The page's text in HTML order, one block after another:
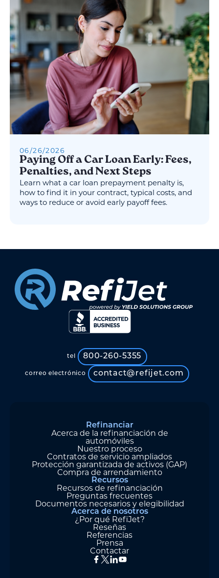
06/26/2026
Paying Off a Car Loan Early: Fees,
Penalties, and Next Steps
Learn what a car loan prepayment penalty is,
how to find it in your contract, typical costs, and
ways to reduce or avoid early payoff fees.
tel 800-260-5355
correo electrónico contact@refijet.com
Refinanciar
Acerca de la refinanciación de
automóviles
Nuestro proceso
Contratos de servicio ampliados
Protección garantizada de activos (GAP)
Compra de arrendamiento
Recursos
Recursos de refinanciación
Preguntas frecuentes
Documentos necesarios y elegibilidad
Acerca de nosotros
¿Por qué RefiJet?
Reseñas
Referencias
Prensa
Contactar